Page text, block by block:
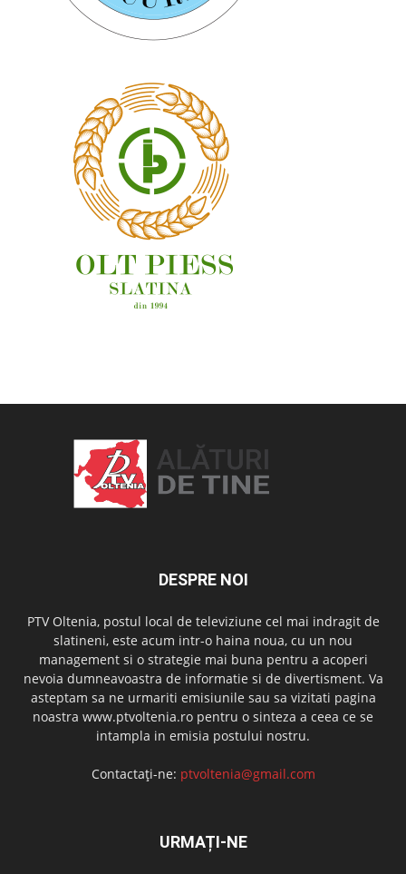
DESPRE NOI
PTV Oltenia, postul local de televiziune cel mai indragit de
slatineni, este acum intr-o haina noua, cu un nou
management si o strategie mai buna pentru a acoperi
nevoia dumneavoastra de informatie si de divertisment. Va
asteptam sa ne urmariti emisiunile sau sa vizitati pagina
noastra www.ptvoltenia.ro pentru o sinteza a ceea ce se
intampla in emisia postului nostru.
Contactați-ne: ptvoltenia@gmail.com
URMAȚI-NE